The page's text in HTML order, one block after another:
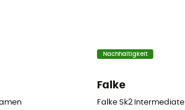
Nachhaltigkeit
Falke
Falke Sk2